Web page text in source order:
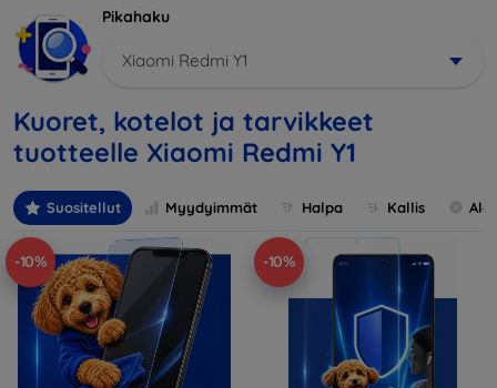
Pikahaku
Xiaomi Redmi Y1
Kuoret, kotelot ja tarvikkeet
tuotteelle Xiaomi Redmi Y1
Suositellut Myydyimmät Halpa Kallis
-10% -10%